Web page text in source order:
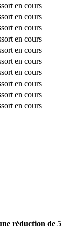
en cours
en cours
en cours
en cours
en cours
en cours
en cours
en cours
en cours
en cours
réduction de 5